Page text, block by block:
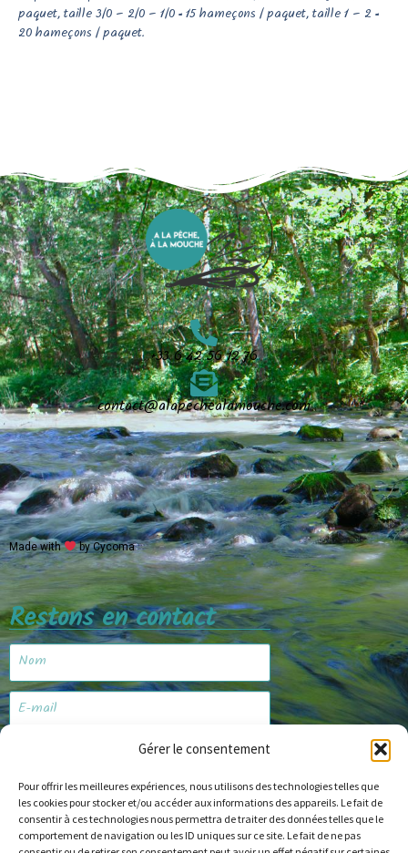
Gérer le consentement
Pour offrir les meilleures expériences, nous utilisons des technologies telles que
les cookies pour stocker et/ou accéder aux informations des appareils. Le fait de
consentir à ces technologies nous permettra de traiter des données telles que le
comportement de navigation ou les ID uniques sur ce site. Le fait de ne pas
paquet, taille 3/0 – 2/0 – 1/0 = 15 hameçons / paquet, taille 1 – 2 =
20 hameçons / paquet.
+33 6 42 56 12 76
contact@alapechealamouche.com
Made with by Cycoma
Restons en contact
Je m'abonne